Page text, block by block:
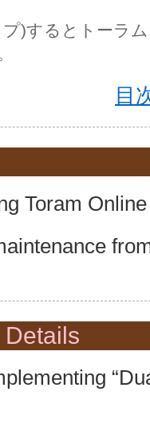
)するとトーラ
目
Toram Online